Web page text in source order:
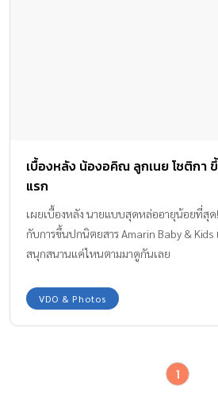
เบื้องหลัง น้องอคิณ ลูกเนย โชติกา
แรก
เผยเบื้องหลัง นายแบบสุดหล่ออายุน้อยที่สุ
กับการขึ้นปกนิตยสาร Amarin Baby & Kids
สนุกสนานแค่ไหนตามมาดูกันเลย
VDO & Photos
1